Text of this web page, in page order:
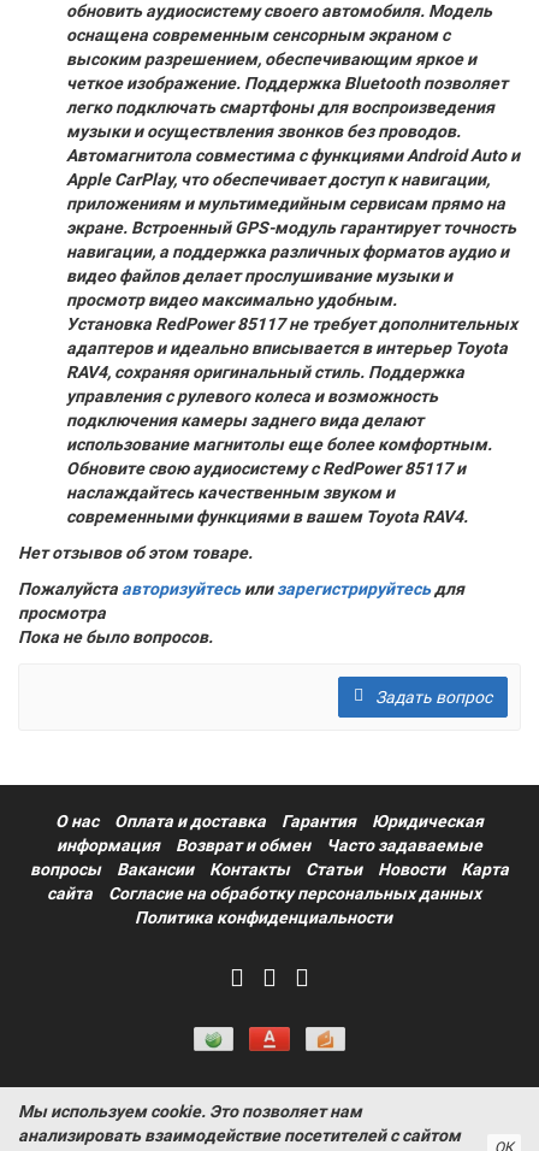
обновить аудиосистему своего автомобиля. Модель
оснащена современным сенсорным экраном с
высоким разрешением, обеспечивающим яркое и
четкое изображение. Поддержка Bluetooth позволяет
легко подключать смартфоны для воспроизведения
музыки и осуществления звонков без проводов.
Автомагнитола совместима с функциями Android Auto и
Apple CarPlay, что обеспечивает доступ к навигации,
приложениям и мультимедийным сервисам прямо на
экране. Встроенный GPS-модуль гарантирует точность
навигации, а поддержка различных форматов аудио и
видео файлов делает прослушивание музыки и
просмотр видео максимально удобным.
Установка RedPower 85117 не требует дополнительных
адаптеров и идеально вписывается в интерьер Toyota
RAV4, сохраняя оригинальный стиль. Поддержка
управления с рулевого колеса и возможность
подключения камеры заднего вида делают
использование магнитолы еще более комфортным.
Обновите свою аудиосистему с RedPower 85117 и
наслаждайтесь качественным звуком и
современными функциями в вашем Toyota RAV4.
Нет отзывов об этом товаре.
Пожалуйста авторизуйтесьилизарегистрируйтесьдля
просмотра
Пока не было вопросов.
Задать вопрос
О нас Оплата и доставка Гарантия
Юридическая
информация
Возврат и обмен
Часто задаваемые
вопросы
Вакансии Контакты Статьи Новости
Карта
сайта
Согласие на обработку персональных данных
Политика конфиденциальности
Информация на сайте носит ознакомительный характер и не
является публичной офертой, определяемой положениями
Мы используем cookie. Это позволяет нам
анализировать взаимодействие посетителей с сайтом
ОК